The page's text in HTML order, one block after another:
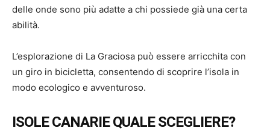
delle onde sono più adatte a chi possiede già una certa
abilità.
L’esplorazione di La Graciosa può essere arricchita con
un giro in bicicletta, consentendo di scoprire l’isola in
modo ecologico e avventuroso.
ISOLE CANARIE QUALE SCEGLIERE?